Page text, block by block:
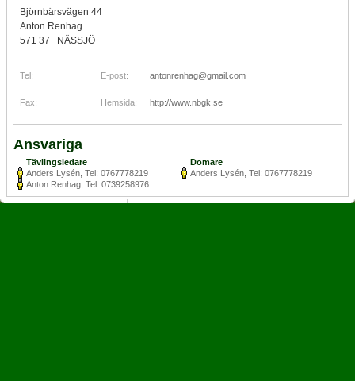
Björnbärsvägen 44
Anton Renhag
571 37 NÄSSJÖ
Tel: E-post: antonrenhag@gmail.com
Fax: Hemsida: http://www.nbgk.se
Ansvariga
Tävlingsledare
Domare
Anders Lysén, Tel: 0767778219
Anders Lysén, Tel: 0767778219
Anton Renhag, Tel: 0739258976